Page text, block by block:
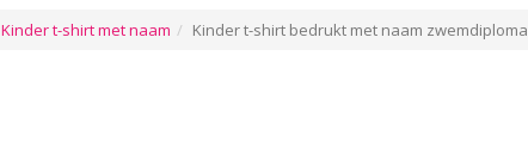
Kinder t-shirt met naam Kinder t-shirt bedrukt met naam zwemdiploma